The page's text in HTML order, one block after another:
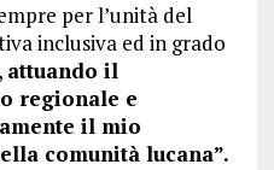
per l’unità del
inclusiva ed in grado
attuando il
regionale e
il mio
comunità lucana”.